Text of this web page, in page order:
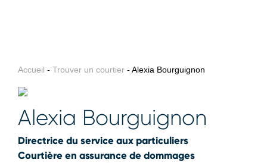
Accueil - Trouver un courtier - Alexia Bourguignon
Alexia Bourguignon
Directrice du service aux particuliers
Courtière en assurance de dommages